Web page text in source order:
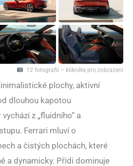
12 fotografií – klikněte pro zobrazení
plochy, aktivní
dlouhou kapotou
z „fluidního“ a
Ferrari mluví o
a čistých plochách, které
a dynamicky. Přídi dominuje